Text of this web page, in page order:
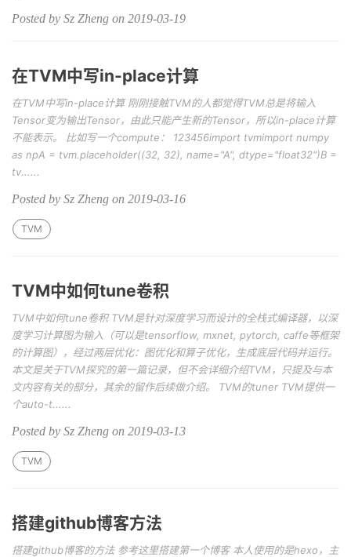
Posted by Sz Zheng on 2019-03-19
在TVM中写in-place计算
在TVM中写in-place计算 刚刚接触TVM的人都觉得TVM总是将输入
Tensor变为输出Tensor，由此只能产生新的Tensor，所以in-place计算
不能表示。 比如写一个compute： 123456import tvmimport numpy
as npA = tvm.placeholder((32, 32), name="A", dtype="float32")B =
tv......
Posted by Sz Zheng on 2019-03-16
TVM
TVM中如何tune卷积
TVM中如何tune卷积 TVM是针对深度学习而设计的全栈式编译器，以深
度学习计算图为输入（可以是tensorflow, mxnet, pytorch, caffe等框架
的计算图），经过两层优化：图优化和算子优化，生成底层代码并运行。
本文是关于TVM探究的第一篇记录，但不会详细介绍TVM，只提及与本
文内容有关的部分，其余的留作后续做介绍。 TVM的tuner TVM提供一
个auto-t......
Posted by Sz Zheng on 2019-03-13
TVM
搭建github博客方法
搭建github博客的方法 参考这里搭建第一个博客 本人使用的是hexo，主